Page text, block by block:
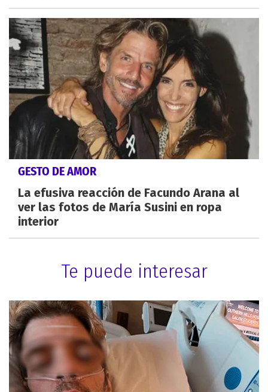
GESTO DE AMOR
La efusiva reacción de Facundo Arana al
ver las fotos de María Susini en ropa
interior
Te puede interesar